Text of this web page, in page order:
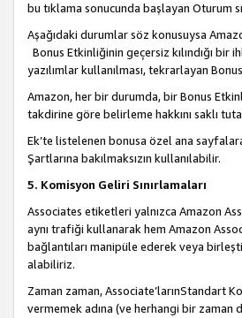
bu tıklama sonucunda başlayan Oturum
Aşağıdaki durumlar söz konusuysa
Bonus Etkinliğinin geçersiz kılındığı
yazılımlar kullanılması, tekrarlayan
Amazon, her bir durumda, bir Bonus
takdirine göre belirleme hakkını saklı
Ek’te listelenen bonusa özel ana
Şartlarına bakılmaksızın kullanılabilir.
5. Komisyon Geliri Sınırlamaları
Associates etiketleri yalnızca Amazon
aynı trafiği kullanarak hem Amazon
bağlantıları manipüle ederek veya
alabiliriz.
Zaman zaman, Associate’larınStandart
vermemek adına (ve herhangi bir zaman